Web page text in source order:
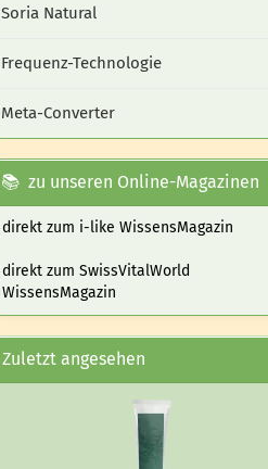
Soria Natural
Frequenz-Technologie
Meta-Converter
📚 zu unseren Online-Magazinen
direkt zum i-like WissensMagazin
direkt zum SwissVitalWorld
WissensMagazin
Zuletzt angesehen